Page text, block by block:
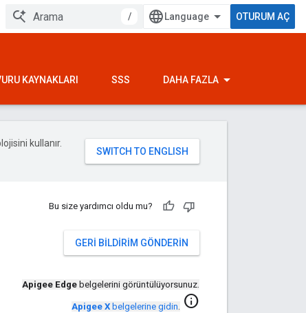
/ OTURUM AÇ
KAYNAKLARI SSS DAHA FAZLA
kullanır.
Bu size yardımcı oldu mu?
GERI BILDIRIM GÖNDERIN
Apigee Edge belgelerini görüntülüyorsunuz.
Apigee X belgelerine gidin. info